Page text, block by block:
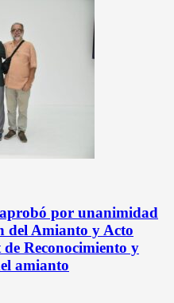
por unanimidad
del Amianto y Acto
Reconocimiento y
amianto